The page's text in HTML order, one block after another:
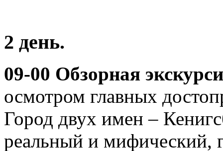
2 день.
09-00 Обзорная
осмотром главных
Город двух имен –
реальный и мифический,